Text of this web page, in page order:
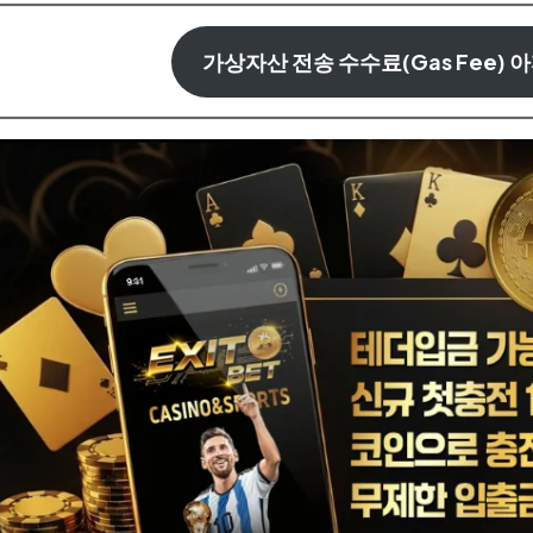
가상자산 전송 수수료(Gas Fee)